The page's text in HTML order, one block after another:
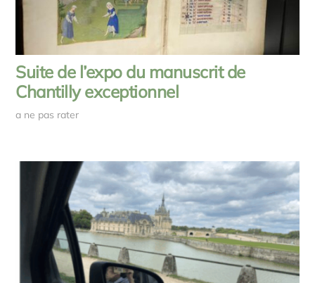
Suite de l’expo du manuscrit de
Chantilly exceptionnel
a ne pas rater